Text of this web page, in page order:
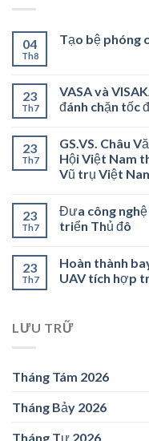
04
Th8
Tạo bệ phóng
23
Th7
VASA và
đánh chặn tốc
23
Th7
GS.VS. Châu
Hội Việt Nam
Vũ trụ Việt
23
Th7
Đưa công
triển Thủ đô
23
Th7
Hoàn thành
UAV tích hợp
LƯU TRỮ
Tháng Tám 2026
Tháng Bảy 2026
Tháng Tư 2026